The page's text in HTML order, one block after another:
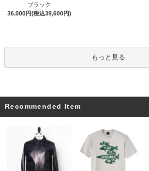
ブラック
36,000円(税込39,600円)
もっと見る
Recommended Item